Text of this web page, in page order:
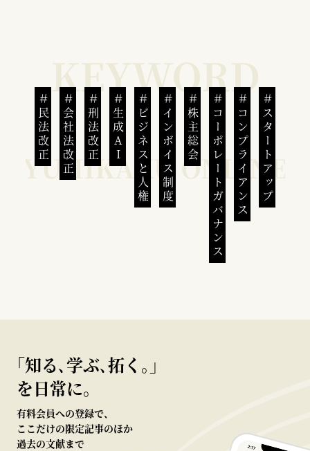
民法改正 会社法改正 刑法改正 生成AI ビジネスと人権インボイス制度 株主総会 コーポレートガバナンスコンプライアンススタートアップ
｢知る､学ぶ､拓く｡｣
を日常に。
有料会員への登録で、
ここだけの限定記事のほか
過去の文献まで